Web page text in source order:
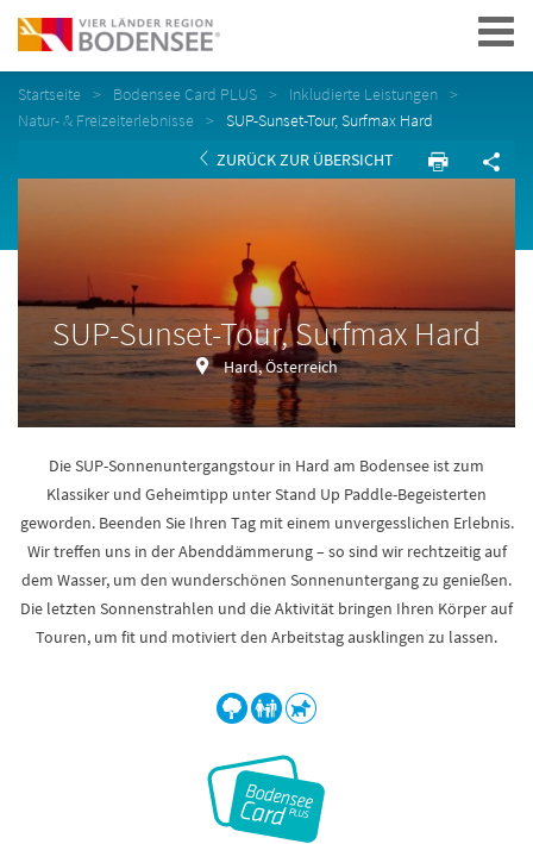
Navigation
Startseite Bodensee Card PLUS
Inkludierte Leistungen
Natur- & Freizeiterlebnisse
SUP-Sunset-Tour, Surfmax Hard
ZURÜCK ZUR ÜBERSICHT
SUP-Sunset-Tour, Surfmax Hard
Hard, Österreich
Die SUP-Sonnenuntergangstour in Hard am Bodensee ist zum
Klassiker und Geheimtipp unter Stand Up Paddle-Begeisterten
geworden. Beenden Sie Ihren Tag mit einem unvergesslichen Erlebnis.
Wir treffen uns in der Abenddämmerung – so sind wir rechtzeitig auf
dem Wasser, um den wunderschönen Sonnenuntergang zu genießen.
Die letzten Sonnenstrahlen und die Aktivität bringen Ihren Körper auf
Touren, um fit und motiviert den Arbeitstag ausklingen zu lassen.